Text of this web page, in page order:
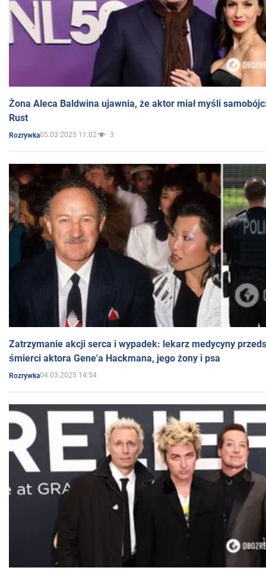
Żona Aleca Baldwina ujawnia, że aktor miał myśli
Rust
Rozrywka05.03.2025 11:02 3
Zatrzymanie akcji serca i wypadek: lekarz medycyny
śmierci aktora Gene'a Hackmana, jego żony i psa
Rozrywka04.03.2025 14:54